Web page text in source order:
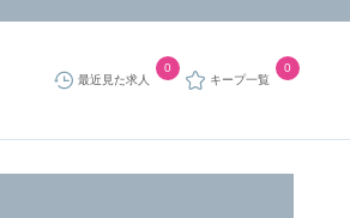
最近見た求人
0
キープ一覧
0